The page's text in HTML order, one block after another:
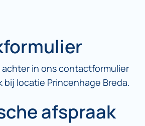
in ons contactformulier
bij locatie Princenhage Breda.
afspraak